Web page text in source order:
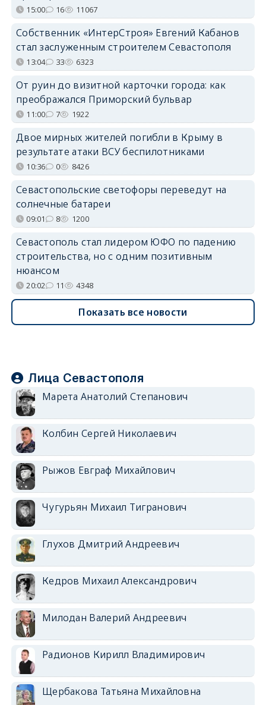
15:00 16 11067
Собственник «ИнтерСтроя» Евгений Кабанов
стал заслуженным строителем Севастополя
13:04 33 6323
От руин до визитной карточки города: как
преображался Приморский бульвар
11:00 7 1922
Двое мирных жителей погибли в Крыму в
результате атаки ВСУ беспилотниками
10:36 0 8426
Севастопольские светофоры переведут на
солнечные батареи
09:01 8 1200
Севастополь стал лидером ЮФО по падению
строительства, но с одним позитивным
нюансом
20:02 11 4348
Показать все новости
Лица Севастополя
Марета Анатолий Степанович
Колбин Сергей Николаевич
Рыжов Евграф Михайлович
Чугурьян Михаил Тигранович
Глухов Дмитрий Андреевич
Кедров Михаил Александрович
Милодан Валерий Андреевич
Радионов Кирилл Владимирович
Щербакова Татьяна Михайловна